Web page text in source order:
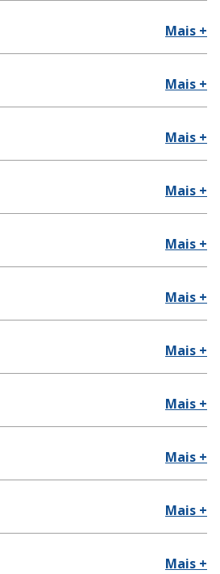
Mais +
Mais +
Mais +
Mais +
Mais +
Mais +
Mais +
Mais +
Mais +
Mais +
Mais +